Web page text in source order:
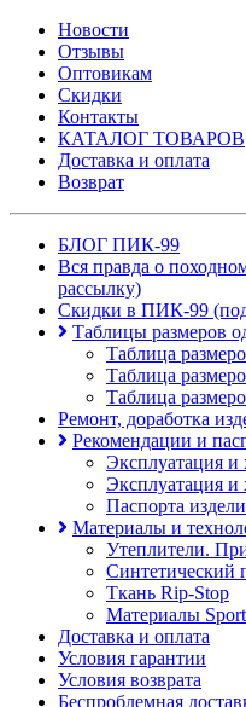
Новости
Отзывы
Оптовикам
Скидки
Контакты
КАТАЛОГ ТОВАРОВ
Доставка и оплата
Возврат
БЛОГ ПИК-99
Вся правда о
рассылку)
Скидки в ПИК-99
Таблицы размеров
Таблица
Таблица
Таблица
Ремонт, доработка
Рекомендации и
Эксплуатация и
Эксплуатация и
Паспорта
Материалы и
Утеплители.
Синтетический
Ткань Rip-Stop
Материалы
Доставка и оплата
Условия гарантии
Условия возврата
Беспроблемная